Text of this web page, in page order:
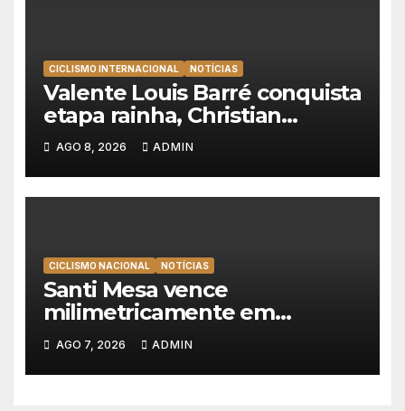
CICLISMO INTERNACIONAL NOTÍCIAS
Valente Louis Barré conquista
etapa rainha, Christian
Scaroni é o novo líder da
Volta a Polónia
AGO 8, 2026 ADMIN
CICLISMO NACIONAL NOTÍCIAS
Santi Mesa vence
milimetricamente em
Albufeira, Rui Oliveira
mantém a amarela da Volta a
Portugal
AGO 7, 2026 ADMIN